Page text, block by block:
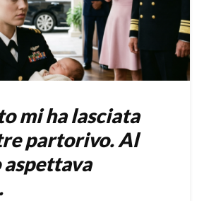
mi ha lasciata
partorivo. Al